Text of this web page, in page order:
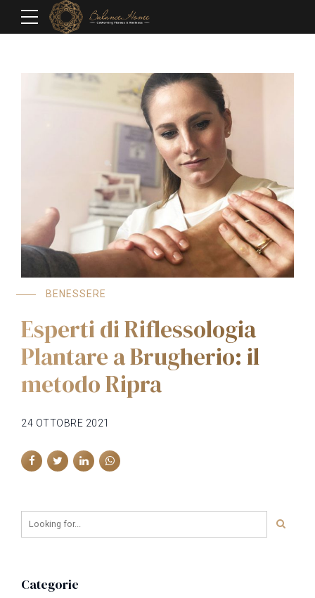
BENESSERE
Esperti di Riflessologia
Plantare a Brugherio: il
metodo Ripra
24 OTTOBRE 2021
Categorie